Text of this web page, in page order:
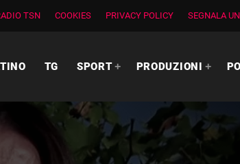
TSN COOKIES PRIVACY POLICY SEGNALA
TG SPORT PRODUZIONI